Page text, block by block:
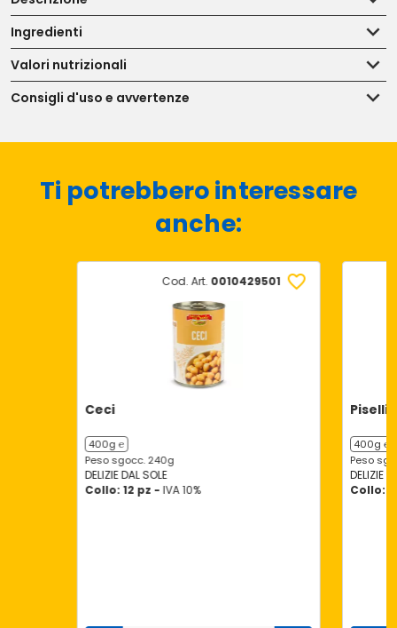
Ingredienti
Valori nutrizionali
Consigli d'uso e avvertenze
Ti potrebbero interessare
anche:
Cod. Art. 0010429501
Ceci
400g ℮
Peso sgocc. 240g
DELIZIE DAL SOLE
Collo: 12 pz - IVA 10%
Piselli
400g ℮
Peso
DELIZIE
Collo: